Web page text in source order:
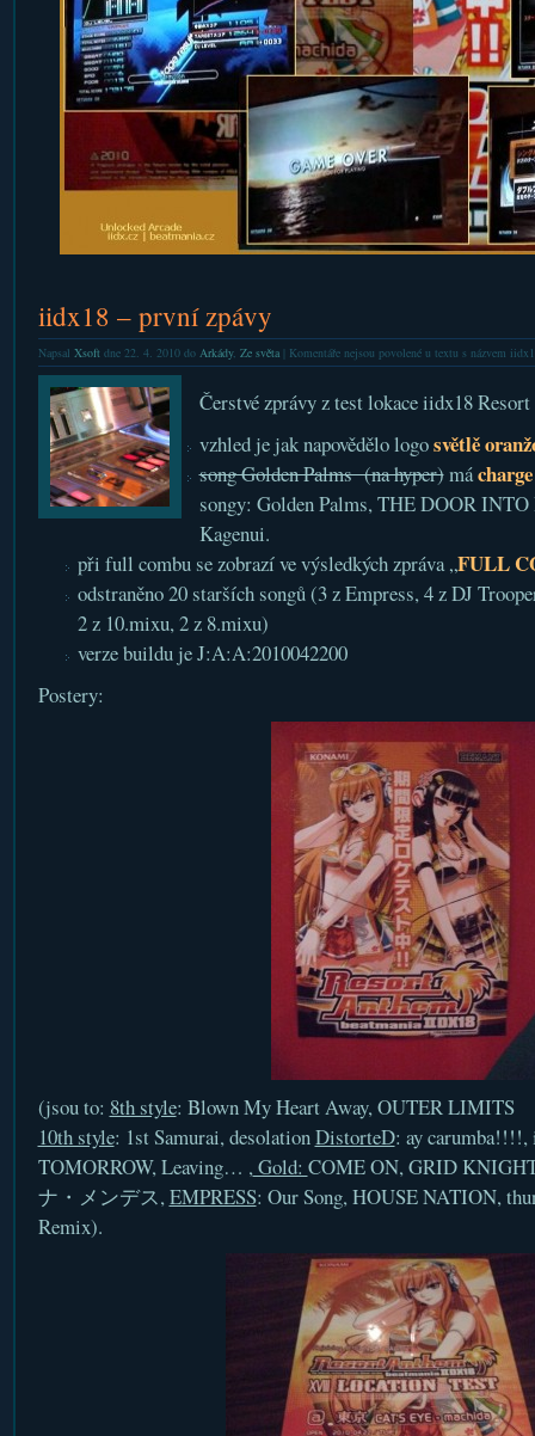
iidx18 – první zpávy
Napsal Xsoftdne 22. 4. 2010 do Arkády, Ze světa| Komentáře nejsou povolenéu textu s názvem
Čerstvé zprávy z test lokace iidx18
vzhled je jak napovědělo logosvětlě
song Golden Palms (na hyper)má
songy: Golden Palms, THE DOOR
Kagenui.
při full combu se zobrazí ve výsledkých zpráva „FULL
odstraněno 20 starších songů (3 z Empress, 4 z DJ
2 z 10.mixu, 2 z 8.mixu)
verze buildu je J:A:A:2010042200
Postery:
(jsou to: 8th style: Blown My Heart Away, OUTER LIMITS
10th style: 1st Samurai, desolationDistorteD: ay
TOMORROW, Leaving… ,Gold: COME ON, GRID
ナ・メンデス,EMPRESS: Our Song, HOUSE NATION,
Remix).